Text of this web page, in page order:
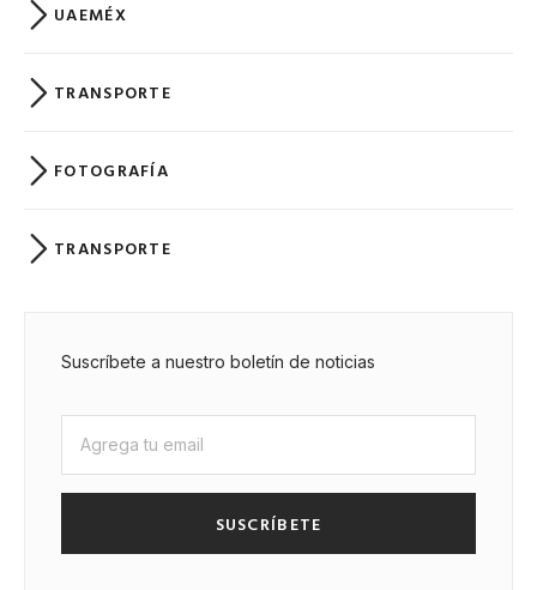
UAEMÉX
TRANSPORTE
FOTOGRAFÍA
TRANSPORTE
Suscríbete a nuestro boletín de noticias
SUSCRÍBETE